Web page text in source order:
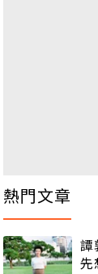
熱門文章
譚
先